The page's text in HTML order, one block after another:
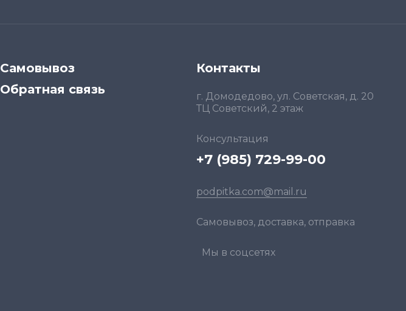
Самовывоз
Обратная связь
Контакты
г. Домодедово, ул. Советская, д. 20
ТЦ Советский, 2 этаж
Консультация
+7 (985) 729-99-00
podpitka.com@mail.ru
Самовывоз, доставка, отправка
Мы в соцсетях